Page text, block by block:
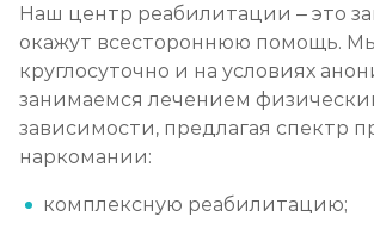
Наш центр реабилитации – это
окажут всестороннюю помощь.
круглосуточно и на условиях
занимаемся лечением
зависимости, предлагая спектр
наркомании:
комплексную реабилитацию;